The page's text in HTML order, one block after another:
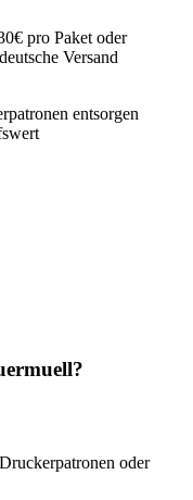
pro Paket oder
Versand
oder